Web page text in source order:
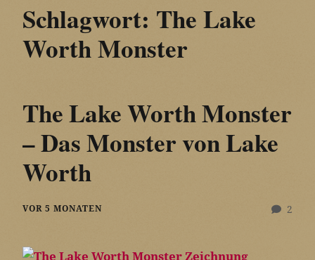
Schlagwort: The Lake
Worth Monster
The Lake Worth Monster
– Das Monster von Lake
Worth
2
VOR 5 MONATEN